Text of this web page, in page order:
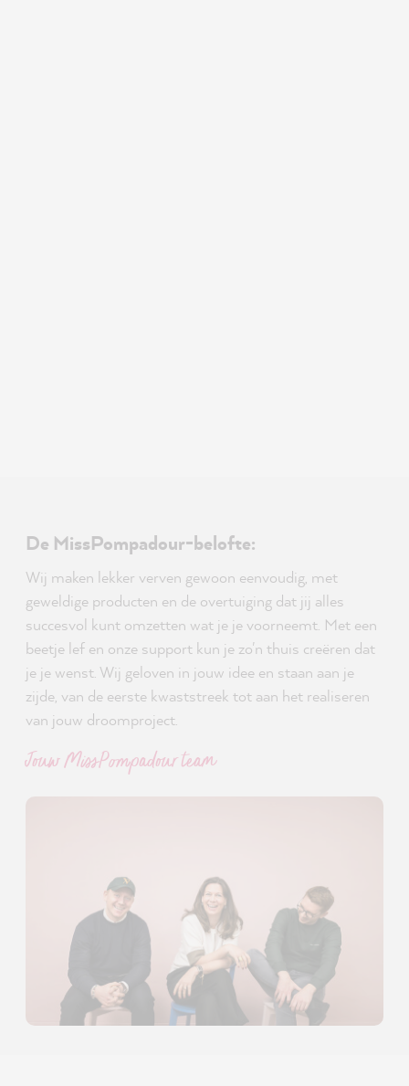
De MissPompadour-belofte:
Wij maken lekker verven gewoon eenvoudig, met
geweldige producten en de overtuiging dat jij alles
succesvol kunt omzetten wat je je voorneemt. Met een
beetje lef en onze support kun je zo'n thuis creëren dat
je je wenst. Wij geloven in jouw idee en staan aan je
zijde, van de eerste kwaststreek tot aan het realiseren
van jouw droomproject.
Jouw MissPompadour team